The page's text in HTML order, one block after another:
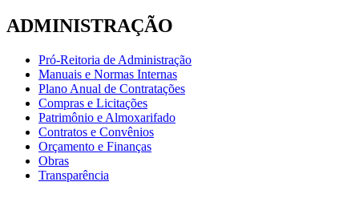
ADMINISTRAÇÃO
Pró-Reitoria de Administração
Manuais e Normas Internas
Plano Anual de Contratações
Compras e Licitações
Patrimônio e Almoxarifado
Contratos e Convênios
Orçamento e Finanças
Obras
Transparência